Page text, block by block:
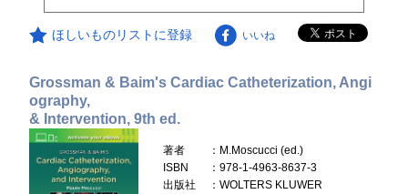
ほしいものリストに登録 いいね
Grossman & Baim's Cardiac Catheterization, Angi
ography,
& Intervention, 9th ed.
著者
：M.Moscucci (ed.)
ISBN
：978-1-4963-8637-3
出版社
：WOLTERS KLUWER